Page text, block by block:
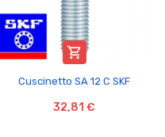

Cuscinetto SA 12 C SKF
32,81 €